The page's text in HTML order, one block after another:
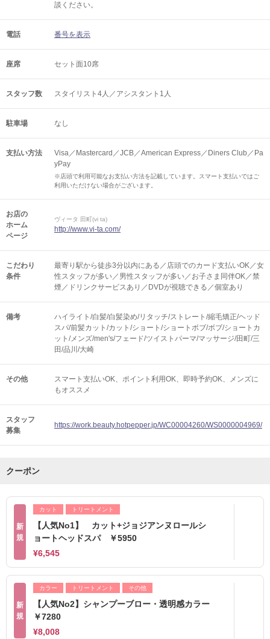
談ください。
電話 番号を表示
座席 セット面10席
スタッフ数 スタイリスト4人／アシスタント1人
駐車場 なし
支払い方法
Visa／Mastercard／JCB／American Express／Diners Club／Pa
yPay
※店頭で利用可能なお支払い方法を記載しています。スマート支払いではご
利用いただけない場合がございます。
お店の
ホーム
ページ
ヴィータ 田町(vi ta)
http://www.vi-ta.com/
こだわり
条件
最寄り駅から徒歩3分以内にある／店頭でのカード支払いOK／女
性スタッフが多い／男性スタッフが多い／お子さま同伴OK／禁
煙／ドリンクサービスあり／DVDが視聴できる／個室あり
備考
ハイライト/白髪/白髪染め/リタッチ/ストレート/縮毛矯正/ヘッド
スパ/前髪カット/カット/ショート/ショートボブ/ボブ/ショートカ
ット/メンズ/men's/フェード/ツイストパーマ/マッサージ/田町/三
田/品川/大崎
その他 スマート支払いOK ポイント利用OK 即時予約OK
メンズに
もオススメ
スタッフ
募集
https://work.beauty.hotpepper.jp/WC00004260/WS0000004969/
クーポン
新
規
カット トリートメント
【人気No1】 カット+ジョジアンヌロールシ
ョートヘッドスパ ￥5950
¥6,545
新
規
カラー トリートメント その他
【人気No2】シャンプーブロー・透明感カラー
￥7280
¥8,008